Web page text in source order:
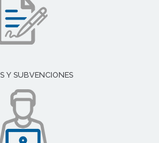
Y SUBVENCIONES